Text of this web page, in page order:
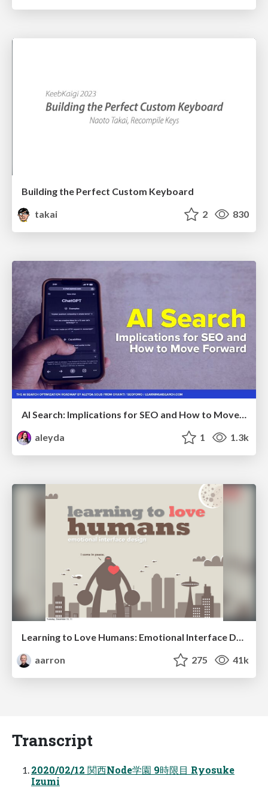
Building the Perfect Custom Keyboard
takai
2 830
aleyda
1 1.3k
Learning to Love Humans: Emotional Interface Design
aarron
275 41k
Transcript
2020/02/12 関西Node学園 9時限目 Ryosuke
Izumi